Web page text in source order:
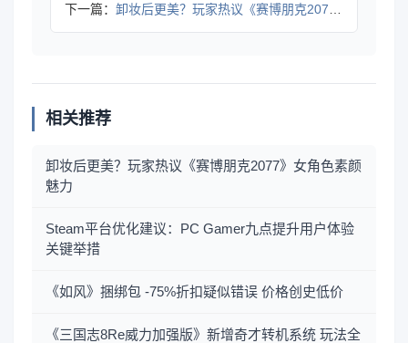
下一篇： 卸妆后更美？玩家热议《赛博朋克2077》女角色素颜魅力
相关推荐
卸妆后更美？玩家热议《赛博朋克2077》女角色素颜
魅力
Steam平台优化建议：PC Gamer九点提升用户体验
关键举措
《如风》捆绑包 -75%折扣疑似错误 价格创史低价
《三国志8Re威力加强版》新增奇才转机系统 玩法全